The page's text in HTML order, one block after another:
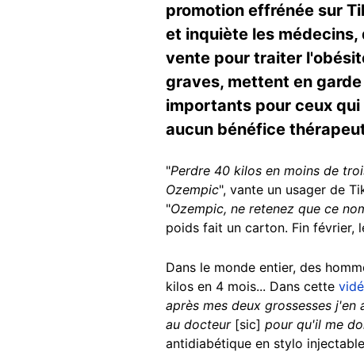
promotion effrénée sur
et inquiète les
vente pour traiter
graves, mettent en
importants pour ceux
aucun bénéfice
"Perdre 40 kilos en moins de
Ozempic", vante un usager de
"Ozempic, ne retenez que ce
poids fait un carton. Fin février,
Dans le monde entier, des
kilos en 4 mois... Dans cette
après mes deux grossesses j'en
au docteur [sic] pour qu'il me
antidiabétique en stylo